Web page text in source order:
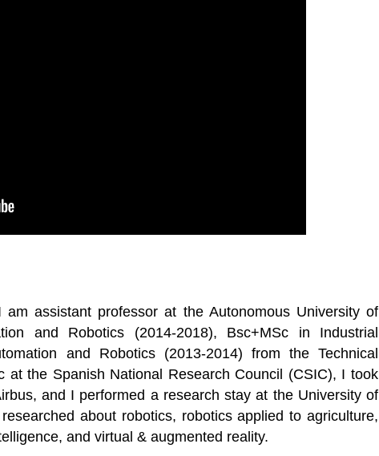
assistant professor at the Autonomous University of
and Robotics (2014-2018), Bsc+MSc in Industrial
and Robotics (2013-2014) from the Technical
the Spanish National Research Council (CSIC), I took
and I performed a research stay at the University of
about robotics, robotics applied to agriculture,
and virtual & augmented reality.